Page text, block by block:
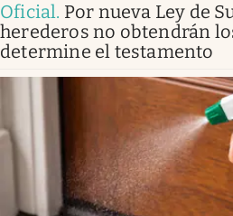
Oficial. Por nueva Ley de
herederos no obtendrán
determine el testamento